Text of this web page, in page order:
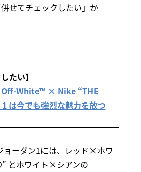
せてチェックしたい」か
たい】
Off-White™︎ × Nike “THE
は今でも強烈な魅力を放つ
ョーダン1には、レッド×ホワ
とホワイト×シアンの